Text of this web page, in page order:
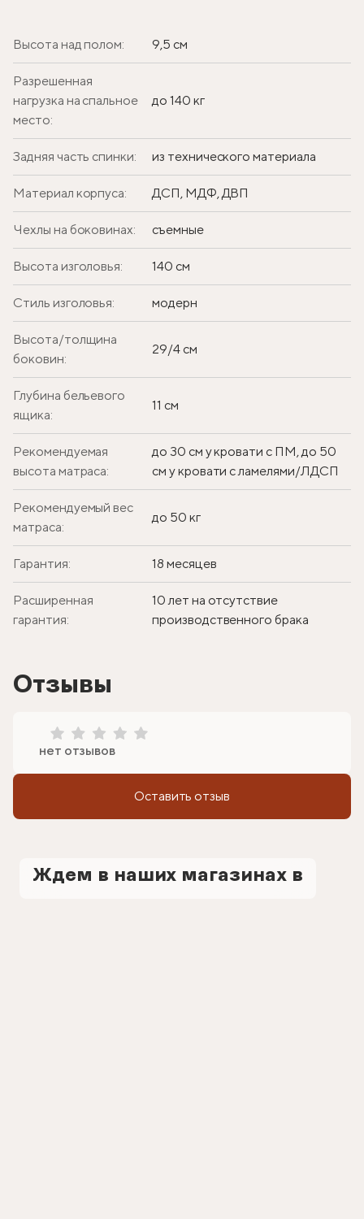
Высота над полом: 9,5 см
Разрешенная
нагрузка на спальное
место:
до 140 кг
Задняя часть спинки: из технического материала
Материал корпуса: ДСП, МДФ, ДВП
Чехлы на боковинах: съемные
Высота изголовья: 140 см
Стиль изголовья: модерн
Высота/толщина
боковин:
29/4 см
Глубина бельевого
ящика:
11 см
Рекомендуемая
высота матраса:
до 30 см у кровати с ПМ, до 50
см у кровати с ламелями/ЛДСП
Рекомендуемый вес
матраса:
до 50 кг
Гарантия: 18 месяцев
Расширенная
гарантия:
10 лет на отсутствие
производственного брака
Отзывы
нет отзывов
Оставить отзыв
Ждем в наших магазинах в